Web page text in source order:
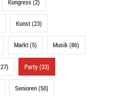
Kongress (2)
Kunst (23)
Markt (5) Musik (86)
Party (33)
Senioren (50)